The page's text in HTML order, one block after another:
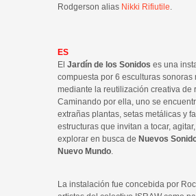
Rodgerson alias Nikki Rifiutile.
ES
El Jardín de los Sonidos es una
compuesta por 6 esculturas sonoras
mediante la reutilización creativa de
Caminando por ella, uno se
extrañas plantas, setas metálicas y
estructuras que invitan a tocar,
explorar en busca de Nuevos
Nuevo Mundo.
La instalación fue concebida por